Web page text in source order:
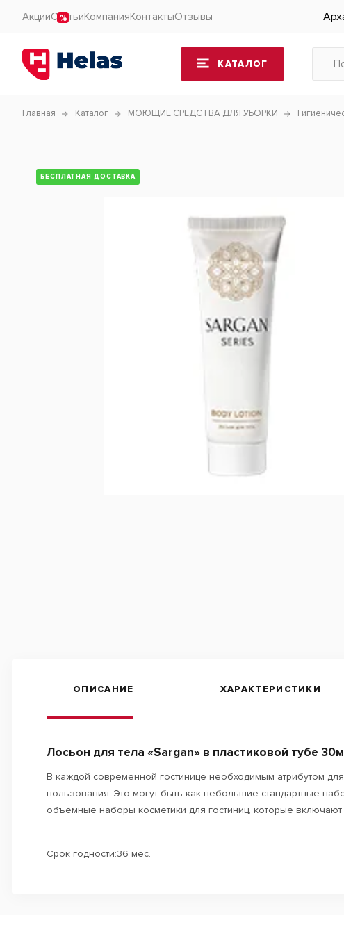
АкцииСтатьиКомпанияКонтактыОтзывы
КАТАЛОГ
Главная Каталог МОЮЩИЕ СРЕДСТВА ДЛЯ УБОРКИ
БЕСПЛАТНАЯ ДОСТАВКА
ОПИСАНИЕ ХАРАКТЕРИСТИКИ
Лосьон для тела «Sargan» в пластиковой тубе
В каждой современной гостинице необходимым атрибутом
пользования. Это могут быть как небольшие стандартные
объемные наборы косметики для гостиниц, которые
Срок годности:36 мес.